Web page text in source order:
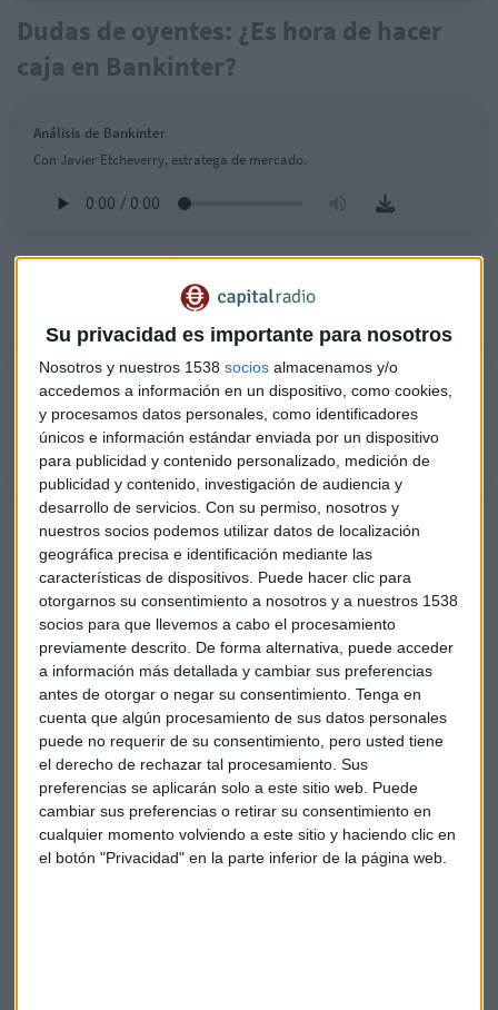
Su privacidad es importante para nosotros
Nosotros y nuestros 1538 socios almacenamos y/o
accedemos a información en un dispositivo, como cookies,
y procesamos datos personales, como identificadores
únicos e información estándar enviada por un dispositivo
para publicidad y contenido personalizado, medición de
publicidad y contenido, investigación de audiencia y
desarrollo de servicios. Con su permiso, nosotros y
nuestros socios podemos utilizar datos de localización
geográfica precisa e identificación mediante las
características de dispositivos. Puede hacer clic para
otorgarnos su consentimiento a nosotros y a nuestros 1538
socios para que llevemos a cabo el procesamiento
previamente descrito. De forma alternativa, puede acceder
a información más detallada y cambiar sus preferencias
antes de otorgar o negar su consentimiento. Tenga en
cuenta que algún procesamiento de sus datos personales
puede no requerir de su consentimiento, pero usted tiene
el derecho de rechazar tal procesamiento. Sus
preferencias se aplicarán solo a este sitio web. Puede
cambiar sus preferencias o retirar su consentimiento en
cualquier momento volviendo a este sitio y haciendo clic en
el botón "Privacidad" en la parte inferior de la página web.
Dudas de oyentes: ¿Es hora de hacer
caja en Bankinter?
Análisis de Bankinter
Con Javier Etcheverry, estratega de mercado.
Escucha aquí el consultorio completo
con Javier Etcheverry:
Primera parte del consultorio de bolsa con Javier Etcheverry
Analizamos el contexto de mercado y respondemos a dudas de oyentes
con Javier Etcheverry, estratega de mercados.